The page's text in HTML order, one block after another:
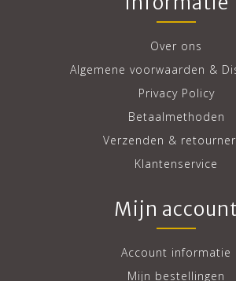
Over ons
Algemene voorwaarden &
Privacy Policy
Betaalmethoden
Verzenden &
Klantenservice
Mijn
Account informatie
Mijn bestellingen